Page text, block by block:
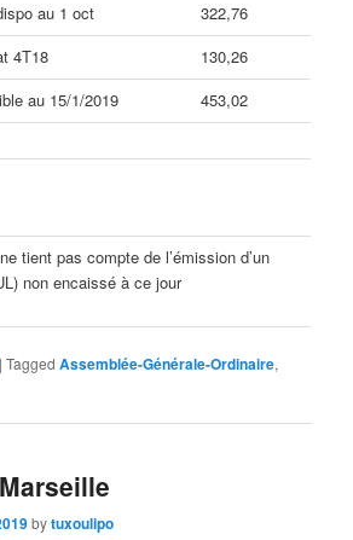
au 1 oct
322,76
4T18
130,26
au 15/1/2019
453,02
tient pas compte de l’émission d’un
non encaissé à ce jour
|Tagged Assemblée-Générale-Ordinaire,
bytuxoulipo